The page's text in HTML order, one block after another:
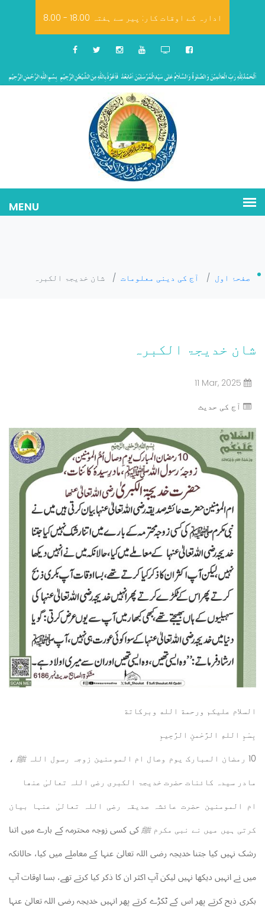
8.00 - 18.00 ادارہ کے اوقات کار: پیر سے ہفتہ
صفحۂ اول / آج کی دینی معلومات / شان خدیجۃ الکبرہ
شان خدیجۃ الکبرہ
11 Mar, 2025
آج کی حدیث
السلام عليكم ورحمة الله وبركاتة
بِسْمِ اللهِ الرَّحْمنِ الرَّحِيمِ
10 رمضان المبارک یوم وصال ام المومنین زوجہ رسول اللہ
ﷺ ،
مادر سیدہ کائنات حضرت خدیجۃ الکبری رضی اللہ تعالیٰ عنھا
ام المومنین حضرت عائشہ صدیقہ رضی اللہ تعالیٰ عنہا بیان
کرتی ہیں میں نے نبی مکرمﷺ کی کسی زوجہ محترمہ کے بارے میں اتنا
رشک نہیں کیا جتنا خدیجہ رضی اللہ تعالیٰ عنہا کے معاملے میں کیا، حالانکہ
میں نے انہیں دیکھا نہیں لیکن آپ اکثر ان کا ذکر کیا کرتے تھے، بسا اوقات آپ
بکری ذبح کرتے پھر اس کے ٹکڑے کرتے پھر انہیں خدیجہ رضی اللہ تعالیٰ عنہا